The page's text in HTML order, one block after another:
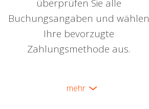
überprüfen Sie alle
Buchungsangaben und wählen
Ihre bevorzugte
Zahlungsmethode aus.
mehr